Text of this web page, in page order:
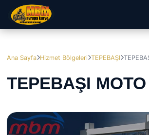
Ana Sayfa Hizmet Bölgeleri TEPEBAŞI
TEPEBAŞI